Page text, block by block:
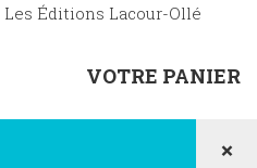
Les Éditions Lacour-Ollé
VOTRE PANIER
×